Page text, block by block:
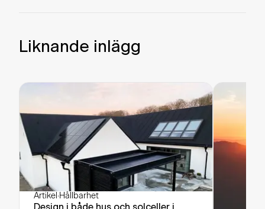
Liknande inlägg
Artikel ·Hållbarhet
Design i både hus och solceller i